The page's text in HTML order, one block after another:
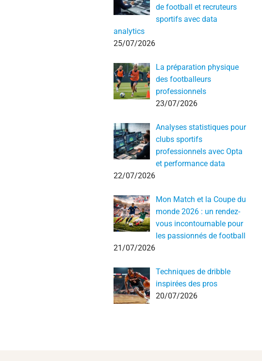
de football et recruteurs
sportifs avec data
analytics
25/07/2026
La préparation physique
des footballeurs
professionnels
23/07/2026
Analyses statistiques pour
clubs sportifs
professionnels avec Opta
et performance data
22/07/2026
Mon Match et la Coupe du
monde 2026 : un rendez-
vous incontournable pour
les passionnés de football
21/07/2026
Techniques de dribble
inspirées des pros
20/07/2026